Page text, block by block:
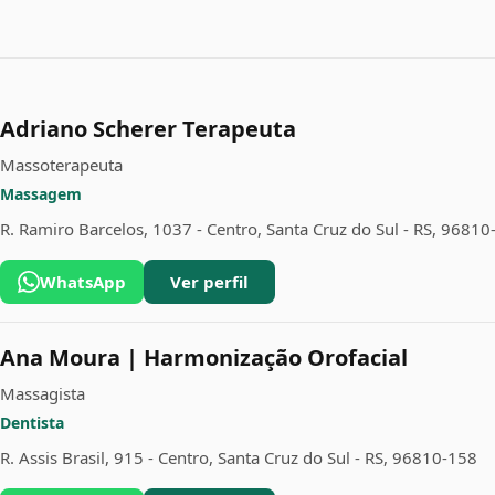
Adriano Scherer Terapeuta
Massoterapeuta
Massagem
R. Ramiro Barcelos, 1037 - Centro, Santa Cruz do Sul - RS,
WhatsApp Ver perfil
Ana Moura | Harmonização Orofacial
Massagista
Dentista
R. Assis Brasil, 915 - Centro, Santa Cruz do Sul - RS, 96810-158